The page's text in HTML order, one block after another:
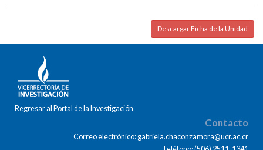
Descargar Ficha de la Unidad
Regresar al Portal de la Investigación
Contacto
Correo electrónico: gabriela.chaconzamora@ucr.ac.cr